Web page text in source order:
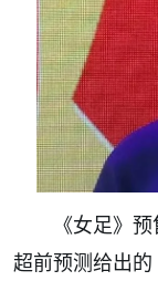
《女足》
超前预测给出